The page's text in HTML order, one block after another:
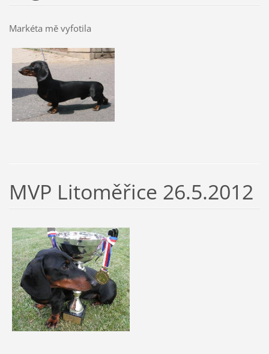
Markéta mě vyfotila
MVP Litoměřice 26.5.2012